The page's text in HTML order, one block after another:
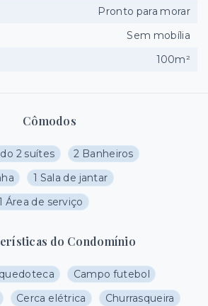
Cômodos
2 suítes
2 Banheiros
1 Sala de jantar
Área de serviço
do Condomínio
Campo futebol
Cerca elétrica
Churrasqueira
Pronto para morar
Sem mobília
100m²